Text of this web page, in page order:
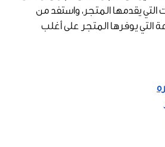
يقدمها المتجر، واستفد من
التي يوفرها المتجر على أغلب